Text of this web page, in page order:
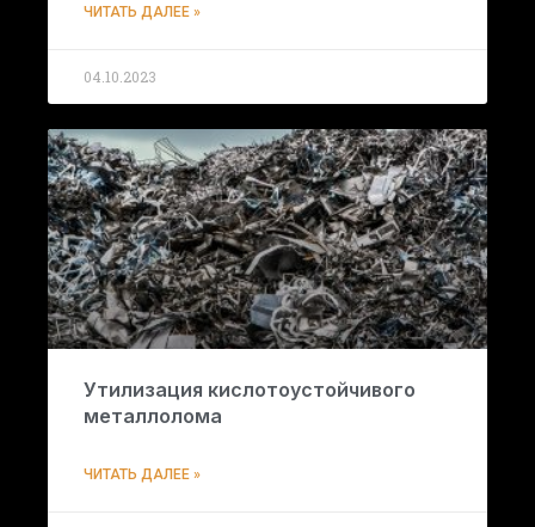
ЧИТАТЬ ДАЛЕЕ »
04.10.2023
Утилизация кислотоустойчивого
металлолома
ЧИТАТЬ ДАЛЕЕ »